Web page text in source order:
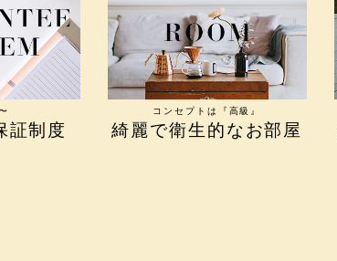
証制度
コンセプトは『高級』
綺麗で衛生的なお部屋